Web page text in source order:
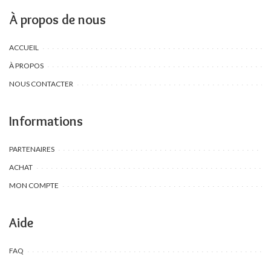
À propos de nous
ACCUEIL
À PROPOS
NOUS CONTACTER
Informations
PARTENAIRES
ACHAT
MON COMPTE
Aide
FAQ